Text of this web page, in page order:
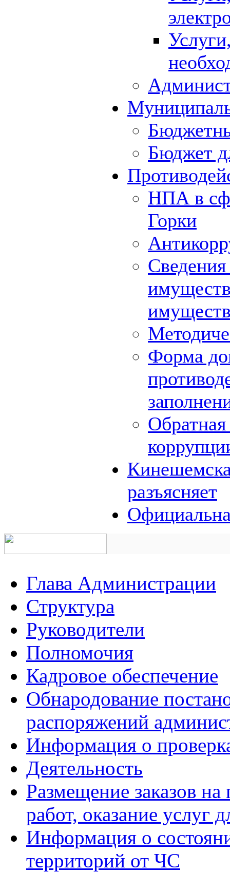
Бюджет
НПА в
Горки
Форма
разъясняет
Глава Администрации
Структура
Руководители
Полномочия
Кадровое обеспечение
Обнародование
распоряжений
Информация о
Деятельность
Размещение заказов
работ, оказание
Информация о
территорий от ЧС